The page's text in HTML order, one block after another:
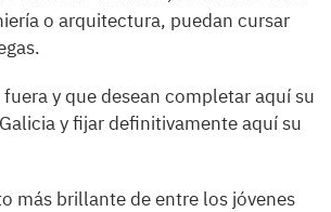
o arquitectura, puedan cursar
y que desean completar aquí su
y fijar definitivamente aquí su
más brillante de entre los jóvenes